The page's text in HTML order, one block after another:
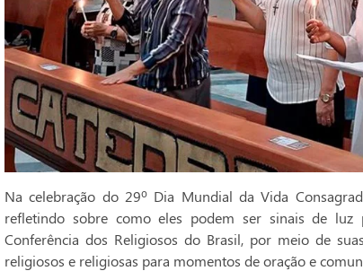
Na celebração do 29º Dia Mundial da Vida
refletindo sobre como eles podem ser sinais de luz
Conferência dos Religiosos do Brasil, por meio de
religiosos e religiosas para momentos de oração e